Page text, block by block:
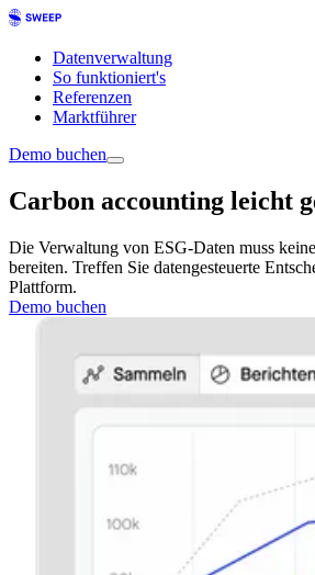
Datenverwaltung
So funktioniert's
Referenzen
Marktführer
Demo buchen
Carbon accounting leicht
Die Verwaltung von ESG-Daten muss
bereiten. Treffen Sie datengesteuerte
Plattform.
Demo buchen